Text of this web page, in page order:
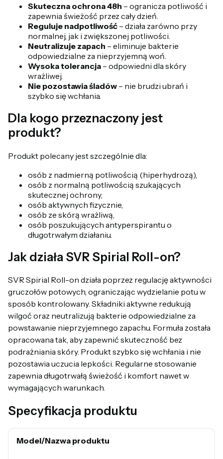
Skuteczna ochrona 48h – ogranicza potliwość i
zapewnia świeżość przez cały dzień.
Reguluje nadpotliwość – działa zarówno przy
normalnej, jak i zwiększonej potliwości.
Neutralizuje zapach – eliminuje bakterie
odpowiedzialne za nieprzyjemną woń.
Wysoka tolerancja – odpowiedni dla skóry
wrażliwej.
Nie pozostawia śladów – nie brudzi ubrań i
szybko się wchłania.
Dla kogo przeznaczony jest
produkt?
Produkt polecany jest szczególnie dla:
osób z nadmierną potliwością (hiperhydrozą),
osób z normalną potliwością szukających
skutecznej ochrony,
osób aktywnych fizycznie,
osób ze skórą wrażliwą,
osób poszukujących antyperspirantu o
długotrwałym działaniu.
Jak działa SVR Spirial Roll-on?
SVR Spirial Roll-on działa poprzez regulację aktywności
gruczołów potowych, ograniczając wydzielanie potu w
sposób kontrolowany. Składniki aktywne redukują
wilgoć oraz neutralizują bakterie odpowiedzialne za
powstawanie nieprzyjemnego zapachu. Formuła została
opracowana tak, aby zapewnić skuteczność bez
podrażniania skóry. Produkt szybko się wchłania i nie
pozostawia uczucia lepkości. Regularne stosowanie
zapewnia długotrwałą świeżość i komfort nawet w
wymagających warunkach.
Specyfikacja produktu
Model/Nazwa produktu